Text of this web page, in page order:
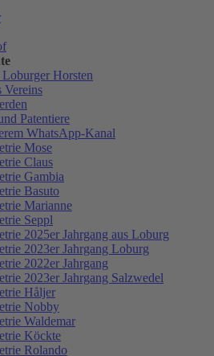
Loburger Horsten
Vereins
Patentiere
WhatsApp-Kanal
Mose
Claus
Gambia
Basuto
Marianne
Seppl
2025er Jahrgang aus Loburg
2023er Jahrgang Loburg
2022er Jahrgang
2023er Jahrgang Salzwedel
Håljer
Nobby
Waldemar
Köckte
Rolando